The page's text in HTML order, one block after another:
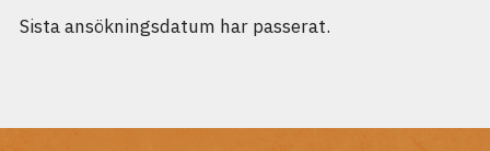
Sista ansökningsdatum har passerat.